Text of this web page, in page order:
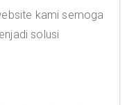
kami semoga
solusi